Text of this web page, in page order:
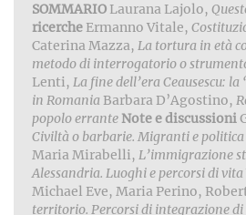
SOMMARIO Laurana Lajolo,
ricerche Ermanno Vitale,
Caterina Mazza, La tortura in età
metodo di interrogatorio o
Lenti, La fine dell’era Ceausescu:
in Romania Barbara D’Agostino,
popolo errante Note e discussioni
Civiltà o barbarie. Migranti e
Maria Mirabelli, L’immigrazione
Alessandria. Luoghi e percorsi di vita
Michael Eve, Maria Perino,
territorio. Percorsi di integrazione